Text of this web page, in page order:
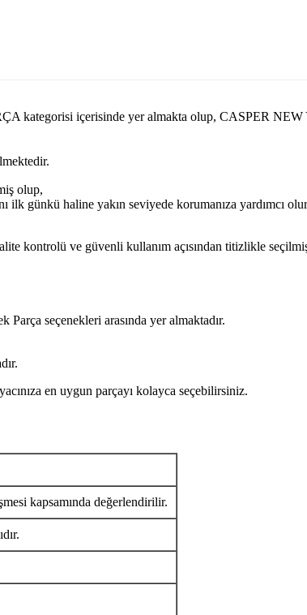
kategorisi içerisinde yer almakta olup, CASPER
olup,
ilk günkü haline yakın seviyede korumanıza yardımcı
ve güvenli kullanım açısından titizlikle
seçenekleri arasında yer almaktadır.
en uygun parçayı kolayca seçebilirsiniz.
kapsamında değerlendirilir.